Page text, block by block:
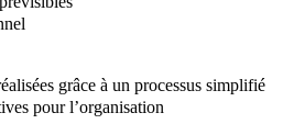
grâce à un processus simplifié
pour l’organisation